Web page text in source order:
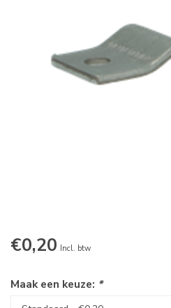
€0,20 Incl. btw
Maak een keuze: *